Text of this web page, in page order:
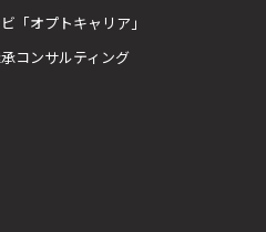
「オプトキャリア」
コンサルティング